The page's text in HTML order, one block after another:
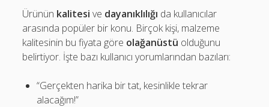
Ürünün kalitesi ve dayanıklılığı da kullanıcılar
arasında popüler bir konu. Birçok kişi, malzeme
kalitesinin bu fiyata göre olağanüstü olduğunu
belirtiyor. İşte bazı kullanıcı yorumlarından bazıları:
“Gerçekten harika bir tat, kesinlikle tekrar
alacağım!”